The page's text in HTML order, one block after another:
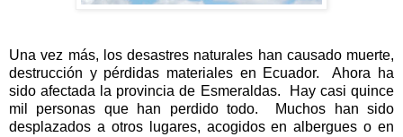
Una vez más, los desastres naturales han causado muerte,
destrucción y pérdidas materiales en Ecuador.
Ahora ha
sido afectada la provincia de Esmeraldas.
Hay casi quince
mil personas que han perdido todo.
Muchos han sido
desplazados a otros lugares, acogidos en albergues o en